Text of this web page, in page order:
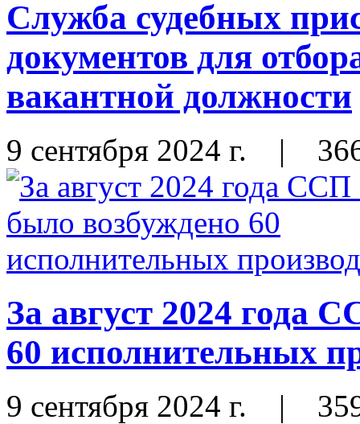
Служба судебных
документов для
вакантной должности
9 сентября 2024 г. |
За август 2024 года
60 исполнительных
9 сентября 2024 г. |